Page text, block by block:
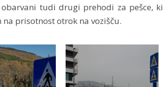
tudi drugi prehodi za pešce,
na prisotnost otrok na vozišču.